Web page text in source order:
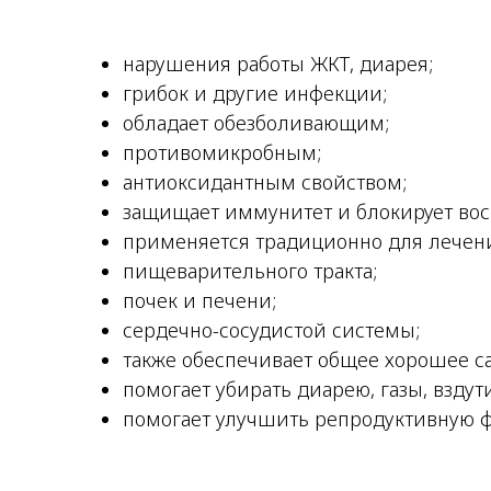
нарушения работы ЖКТ, диарея;
грибок и другие инфекции;
обладает обезболивающим;
противомикробным;
антиоксидантным свойством;
защищает иммунитет и блокирует
применяется традиционно для
пищеварительного тракта;
почек и печени;
сердечно-сосудистой системы;
также обеспечивает общее хорошее
помогает убирать диарею, газы,
помогает улучшить репродуктивную